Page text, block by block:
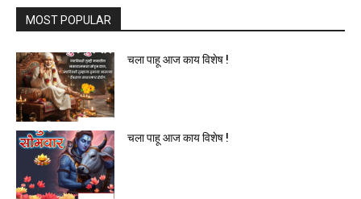
MOST POPULAR
चला पाहू आज काय विशेष !
चला पाहू आज काय विशेष !